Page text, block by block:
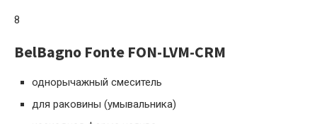
8
BelBagno Fonte FON-LVM-CRM
однорычажный смеситель
для раковины (умывальника)